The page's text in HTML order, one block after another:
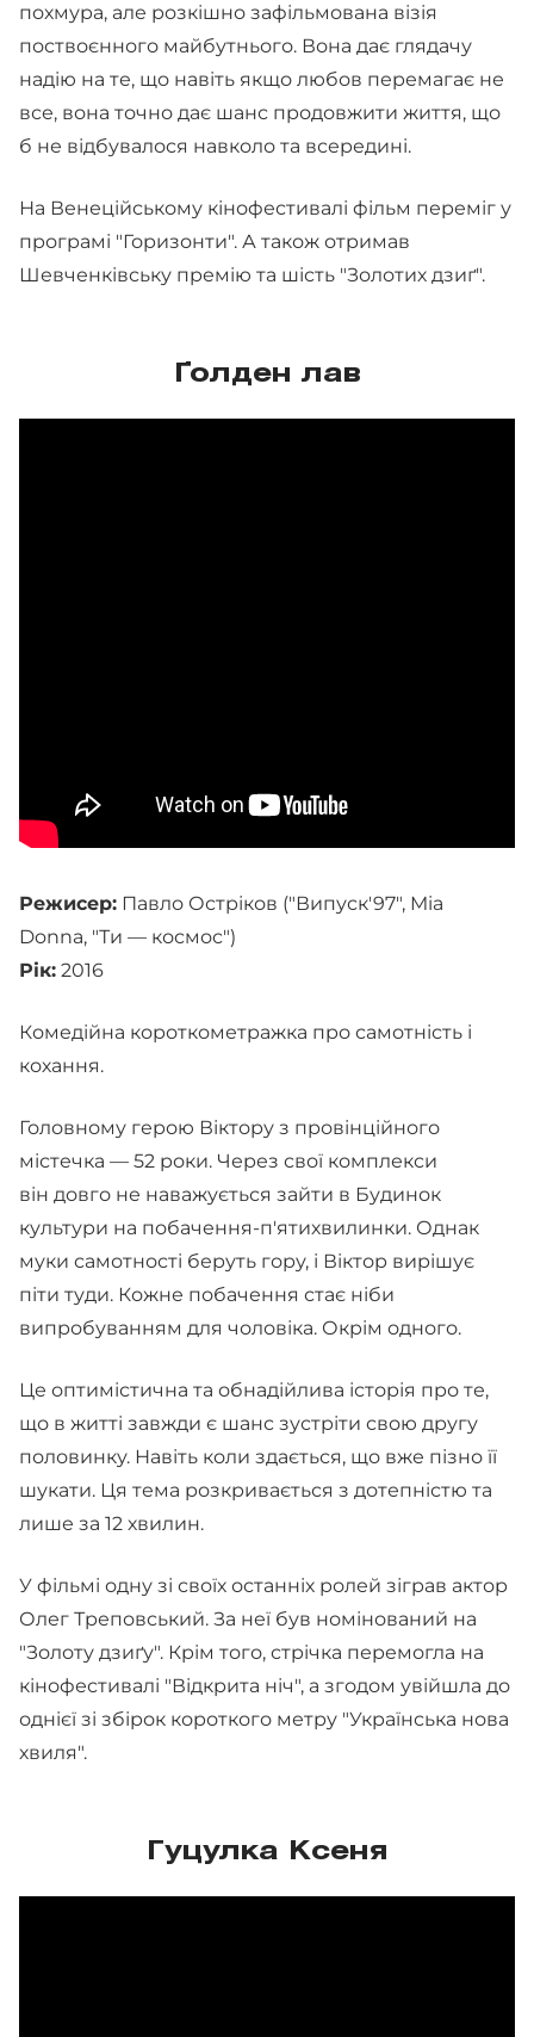
похмура, але розкішно зафільмована візія
поствоєнного майбутнього. Вона дає глядачу
надію на те, що навіть якщо любов перемагає не
все, вона точно дає шанс продовжити життя, що
б не відбувалося навколо та всередині.
На Венеційському кінофестивалі фільм переміг у
програмі "Горизонти". А також отримав
Шевченківську премію та шість "Золотих дзиґ".
Ґолден лав
Режисер: Павло Остріков ("Випуск'97", Mia
Donna, "Ти — космос")
Рік: 2016
Комедійна короткометражка про самотність і
кохання.
Головному герою Віктору з провінційного
містечка — 52 роки. Через свої комплекси
він довго не наважується зайти в Будинок
культури на побачення-п'ятихвилинки. Однак
муки самотності беруть гору, і Віктор вирішує
піти туди. Кожне побачення стає ніби
випробуванням для чоловіка. Окрім одного.
Це оптимістична та обнадійлива історія про те,
що в житті завжди є шанс зустріти свою другу
половинку. Навіть коли здається, що вже пізно її
шукати. Ця тема розкривається з дотепністю та
лише за 12 хвилин.
У фільмі одну зі своїх останніх ролей зіграв актор
Олег Треповський. За неї був номінований на
"Золоту дзиґу". Крім того, стрічка перемогла на
кінофестивалі "Відкрита ніч", а згодом увійшла до
однієї зі збірок короткого метру "Українська нова
хвиля".
Гуцулка Ксеня